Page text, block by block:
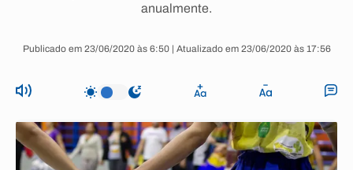
anualmente.
Publicado em 23/06/2020 às 6:50 | Atualizado em 23/06/2020 às 17:56